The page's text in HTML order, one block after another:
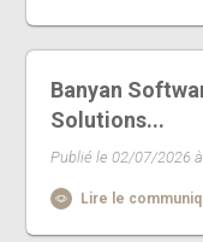
Banyan
Solutions...
Publié le 02/07/2026
Lire le